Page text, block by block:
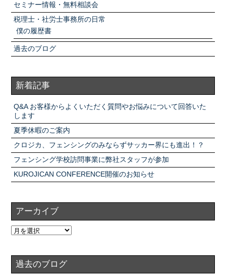
セミナー情報・無料相談会
税理士・社労士事務所の日常
僕の履歴書
過去のブログ
新着記事
Q&A お客様からよくいただく質問やお悩みについて回答いた
します
夏季休暇のご案内
クロジカ、フェンシングのみならずサッカー界にも進出！？
フェンシング学校訪問事業に弊社スタッフが参加
KUROJICAN CONFERENCE開催のお知らせ
アーカイブ
過去のブログ